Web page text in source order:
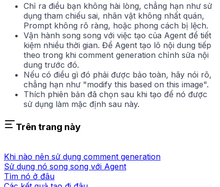
Chỉ ra điều bạn không hài lòng, chẳng hạn như sử
dụng tham chiếu sai, nhân vật không nhất quán,
Prompt không rõ ràng, hoặc phong cách bị lệch.
Vận hành song song với việc tạo của Agent để tiết
kiệm nhiều thời gian. Để Agent tạo lô nội dung tiếp
theo trong khi comment generation chỉnh sửa nội
dung trước đó.
Nếu có điều gì đó phải được bảo toàn, hãy nói rõ,
chẳng hạn như "modify this based on this image".
Thích phiên bản đã chọn sau khi tạo để nó được
sử dụng làm mặc định sau này.
Trên trang này
Khi nào nên sử dụng comment generation
Sử dụng nó song song với Agent
Tìm nó ở đâu